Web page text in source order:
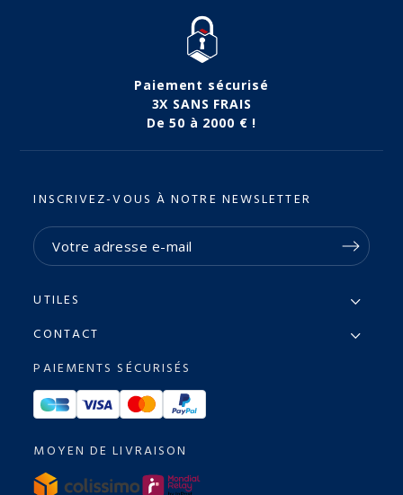
Paiement sécurisé
3X SANS FRAIS
De 50 à 2000 € !
INSCRIVEZ-VOUS À NOTRE NEWSLETTER
UTILES
CONTACT
PAIEMENTS SÉCURISÉS
MOYEN DE LIVRAISON